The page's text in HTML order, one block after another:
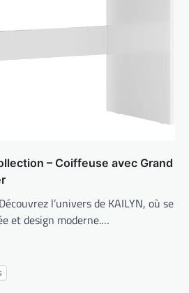
– Coiffeuse avec Grand
l’univers de KAILYN, où se
et design moderne.…